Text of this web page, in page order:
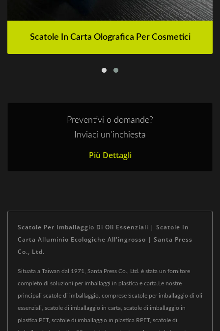
Scatole In Carta Olografica Per Cosmetici
Preventivi o domande?
Inviaci un'inchiesta
Più Dettagli
Scatole Per Imballaggio Di Oli Essenziali | Scatole In
Carta Alluminio Ecologiche All'ingrosso | Santa Press
Co., Ltd.
Situata a Taiwan dal 1971, Santa Press Co., Ltd. è stata un fornitore
completo di soluzioni per imballaggi in plastica e carta.Le nostre
principali scatole di imballaggio, comprese Scatole per imballaggio di oli
essenziali, scatole di imballaggio in carta, scatole di imballaggio in
plastica PET, scatole di imballaggio in plastica RPET, scatole di